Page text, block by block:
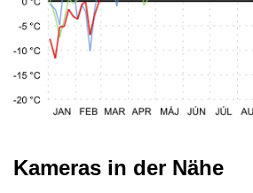
Kameras in der Nähe